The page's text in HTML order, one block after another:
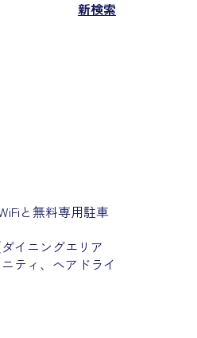
新検索
と無料専用駐車
イニングエリア
ティ、ヘアドライ